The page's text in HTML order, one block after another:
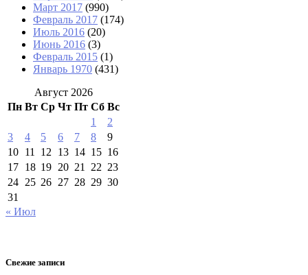
Март 2017 (990)
Февраль 2017 (174)
Июль 2016 (20)
Июнь 2016 (3)
Февраль 2015 (1)
Январь 1970 (431)
Август 2026
Пн Вт Ср Чт Пт Сб Вс
1
2
3
4 5 6 7 8
9
10 11 12 13 14 15 16
17 18 19 20 21 22 23
24 25 26 27 28 29 30
31
« Июл
Свежие записи